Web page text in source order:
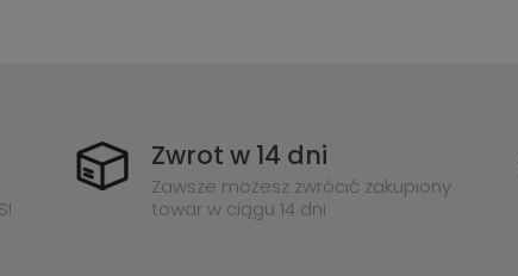
Zwrot w 14 dni
Zawsze możesz zwrócić zakupiony
towar w ciągu 14 dni